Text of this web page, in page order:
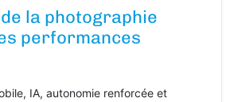
la photographie
performances
IA, autonomie renforcée et